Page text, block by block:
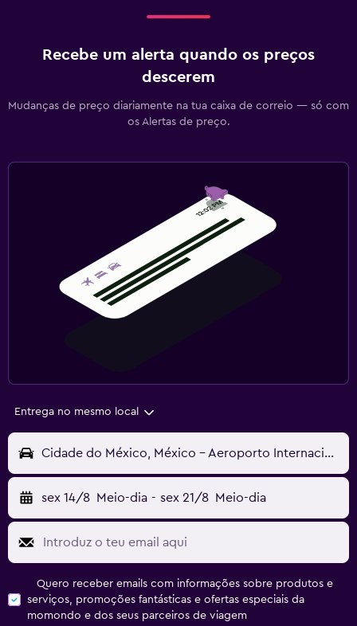
Recebe um alerta quando os preços
descerem
Mudanças de preço diariamente na tua caixa de correio — só com
os Alertas de preço.
Entrega no mesmo local
Cidade do México, México - Aeroporto Internacional Lic. Adolfo López Mateos (TLC)
sex 14/8 Meio-dia - sex 21/8 Meio-dia
Quero receber emails com informações sobre produtos e
serviços, promoções fantásticas e ofertas especiais da
momondo e dos seus parceiros de viagem